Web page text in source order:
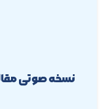
نسخه صوتی